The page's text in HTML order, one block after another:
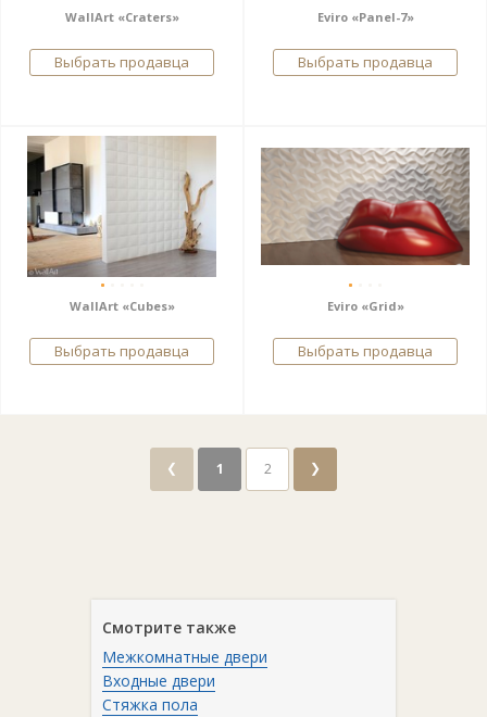
WallArt «Craters»
Выбрать продавца
Eviro «Panel-7»
Выбрать продавца
WallArt «Cubes»
Выбрать продавца
Eviro «Grid»
Выбрать продавца
❮ 1 2 ❯
Смотрите также
Межкомнатные двери
Входные двери
Стяжка пола